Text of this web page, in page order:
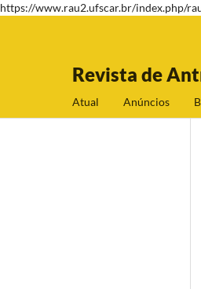
https://www.rau2.ufscar.br/index.php/
Revista de
Atual Anúncios